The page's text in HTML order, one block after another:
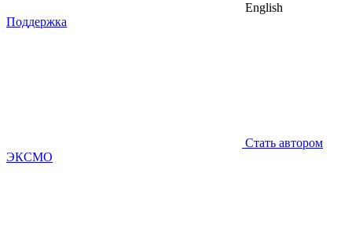
English
Поддержка
Стать автором
ЭКСМО